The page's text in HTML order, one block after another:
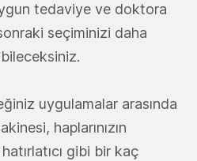
tedaviye ve doktora
seçiminizi daha
uygulamalar arasında
haplarınızın
gibi bir kaç